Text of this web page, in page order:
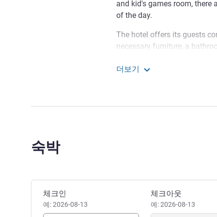
and kid's games room, there
of the day.
The hotel offers its guests
necessary furniture, a
are fitted with modern
families to relax.
hospitality through our
We look forward to welcome
더보기
숙박
이 호텔 예약하기
체크인
예: 2026-08-13
체크아웃
예: 2026-08-13